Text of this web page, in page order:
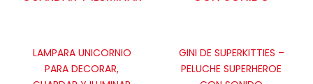
LAMPARA UNICORNIO
PARA DECORAR,
GINI DE SUPERKITTIES –
PELUCHE SUPERHEROE